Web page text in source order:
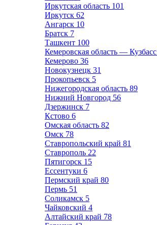
Иркутская область 101
Иркутск 62
Ангарск 10
Братск 7
Ташкент 100
Кемеровская область — Кузбасс
Кемерово 36
Новокузнецк 31
Прокопьевск 5
Нижегородская область 89
Нижний Новгород 56
Дзержинск 7
Кстово 6
Омская область 82
Омск 78
Ставропольский край 81
Ставрополь 22
Пятигорск 15
Ессентуки 6
Пермский край 80
Пермь 51
Соликамск 5
Чайковский 4
Алтайский край 78